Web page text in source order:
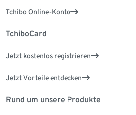
Tchibo Online-Konto
TchiboCard
Jetzt kostenlos registrieren
Jetzt Vorteile entdecken
Rund um unsere Produkte